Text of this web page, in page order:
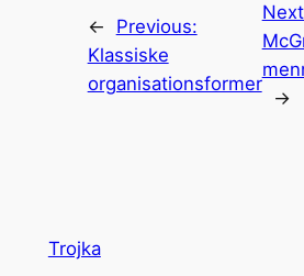
←
Previous:
Klassiske
organisationsformer
→
Trojka